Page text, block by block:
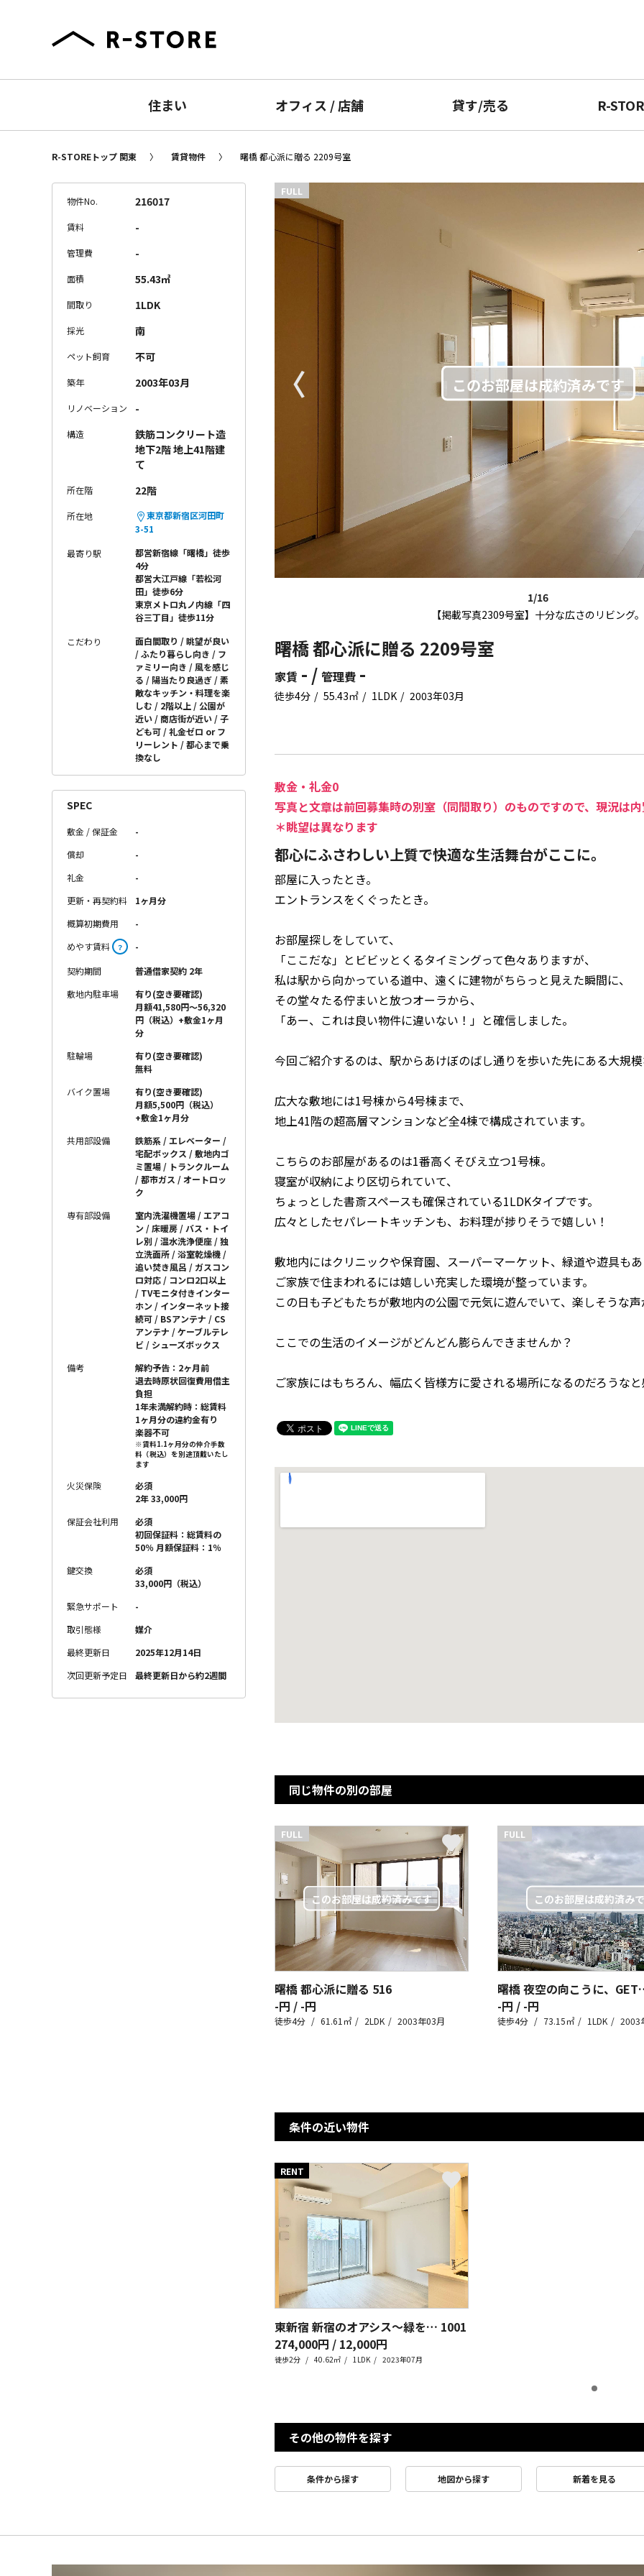
住まい オフィス /店舗 貸す/売る R-
R-STOREトップ 関東 賃貸物件 曙橋 都心派に贈る 2209号室
1/16
【掲載写真2309号室】十分な広さのリビング。
〈
FULL
曙橋 都心派に贈る 2209号室
家賃 - / 管理費 -
徒歩4分 55.43㎡ 1LDK 2003年03月
敷金・礼金0
写真と文章は前回募集時の別室（同間取り）のものですので、現況は
＊眺望は異なります
都心にふさわしい上質で快適な生活舞台がここに。
部屋に入ったとき。
エントランスをくぐったとき。
お部屋探しをしていて、
「ここだな」とビビッとくるタイミングって色々ありますが、
私は駅から向かっている道中、遠くに建物がちらっと見えた瞬間に、
その堂々たる佇まいと放つオーラから、
「あー、これは良い物件に違いない！」と確信しました。
今回ご紹介するのは、駅からあけぼのばし通りを歩いた先にある大規模
広大な敷地には1号棟から4号棟まで、
地上41階の超高層マンションなど全4棟で構成されています。
こちらのお部屋があるのは1番高くそびえ立つ1号棟。
寝室が収納により区切られていて、
ちょっとした書斎スペースも確保されている1LDKタイプです。
広々としたセパレートキッチンも、お料理が捗りそうで嬉しい！
敷地内にはクリニックや保育園、スーパーマーケット、緑道や遊具もあ
ご家族で住まわれるには嬉しい充実した環境が整っています。
この日も子どもたちが敷地内の公園で元気に遊んでいて、楽しそうな声
ここでの生活のイメージがどんどん膨らんできませんか？
ご家族にはもちろん、幅広く皆様方に愛される場所になるのだろうなと
物件No. 216017
賃料 -
管理費 -
面積 55.43㎡
間取り 1LDK
採光 南
ペット飼育 不可
築年 2003年03月
リノベーション -
構造
鉄筋コンクリート造
地下2階 地上41階建
て
所在階 22階
所在地
東京都新宿区河田町
3-51
最寄り駅
都営新宿線「曙橋」徒歩
4分
都営大江戸線「若松河
田」徒歩6分
東京メトロ丸ノ内線「四
谷三丁目」徒歩11分
こだわり 面白間取り
眺望が良い
ふたり暮らし向き
フ
ァミリー向き
風を感じ
る
陽当たり良過ぎ
素
敵なキッチン・料理を楽
しむ
2階以上
公園が
近い
商店街が近い
子
ども可
礼金ゼロ or フ
リーレント
都心まで乗
換なし
SPEC
敷金 / 保証金
-
償却
-
礼金
-
更新・再契約料
1ヶ月分
概算初期費用
-
めやす賃料
？ -
契約期間
普通借家契約 2年
敷地内駐車場
有り(空き要確認)
月額41,580円〜56,320
円（税込）+敷金1ヶ月
分
駐輪場
有り(空き要確認)
無料
バイク置場
有り(空き要確認)
月額5,500円（税込）
+敷金1ヶ月分
共用部設備
鉄筋系 / エレベーター /
宅配ボックス / 敷地内ゴ
ミ置場 / トランクルーム
/ 都市ガス / オートロッ
ク
専有部設備
室内洗濯機置場 / エアコ
ン / 床暖房 / バス・トイ
レ別 / 温水洗浄便座 / 独
立洗面所 / 浴室乾燥機 /
追い焚き風呂 / ガスコン
ロ対応 / コンロ2口以上
/ TVモニタ付きインター
ホン / インターネット接
続可 / BSアンテナ / CS
アンテナ / ケーブルテレ
ビ / シューズボックス
備考
解約予告：2ヶ月前
退去時原状回復費用借主
負担
1年未満解約時：総賃料
1ヶ月分の違約金有り
楽器不可
※賃料1.1ヶ月分の仲介手数
料（税込）を別途頂戴いたし
ます
火災保険
必須
2年 33,000円
保証会社利用
必須
初回保証料：総賃料の
50％ 月額保証料：1％
鍵交換
必須
33,000円（税込）
緊急サポート
-
取引態様
媒介
最終更新日
2025年12月14日
次回更新予定日
最終更新日から約2週間
同じ物件の別の部屋
FULL
曙橋 都心派に贈る 516
-円 / -円
徒歩4分 61.61㎡ 2LDK 2003年03月
FULL
曙橋 夜空
-円 / -円
徒歩4分 73.15㎡ 1LDK 2003
条件の近い物件
RENT
東新宿 新宿のオアシス～緑を添えて～ 1001
274,000円 / 12,000円
徒歩2分 40.62㎡ 1LDK 2023年07月
その他の物件を探す
条件から探す 地図から探す 新着を見る